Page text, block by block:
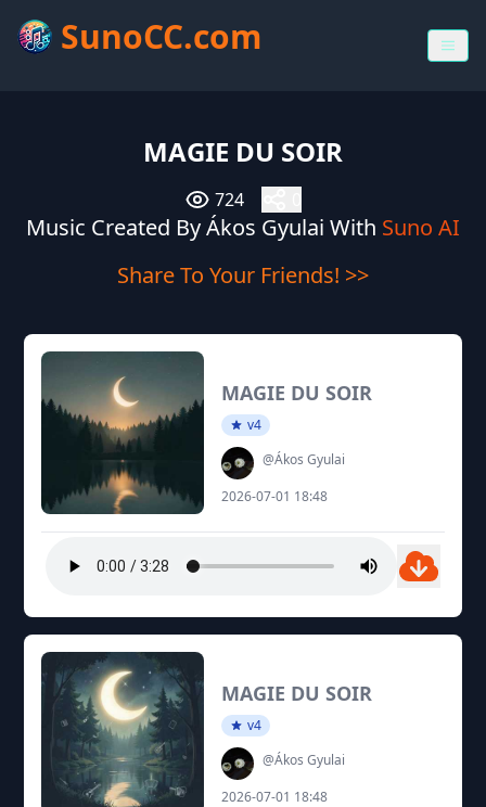
SunoCC.com
MAGIE DU SOIR
724
Music Created By Ákos Gyulai With Suno AI
Share To Your Friends! >>
MAGIE DU SOIR
v4
@Ákos Gyulai
2026-07-01 18:48
MAGIE DU SOIR
v4
@Ákos Gyulai
2026-07-01 18:48